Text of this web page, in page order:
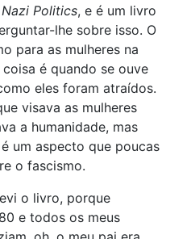
Politics, e é um livro
lhe sobre isso. O
para as mulheres na
é quando se ouve
eles foram atraídos.
visava as mulheres
a humanidade, mas
um aspecto que poucas
o fascismo.
o livro, porque
e todos os meus